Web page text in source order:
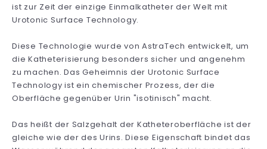
ist zur Zeit der einzige Einmalkatheter der Welt mit
Urotonic Surface Technology.
Diese Technologie wurde von AstraTech entwickelt, um
die Katheterisierung besonders sicher und angenehm
zu machen. Das Geheimnis der Urotonic Surface
Technology ist ein chemischer Prozess, der die
Oberfläche gegenüber Urin "isotinisch" macht.
Das heißt der Salzgehalt der Katheteroberfläche ist der
gleiche wie der des Urins. Diese Eigenschaft bindet das